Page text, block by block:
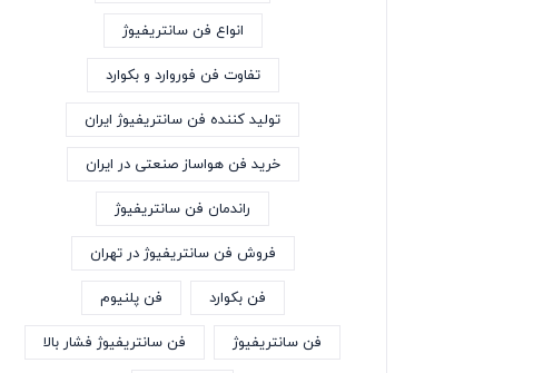
انواع فن سانتریفیوژ
تفاوت فن فوروارد و بکوارد
تولید کننده فن سانتریفیوژ ایران
خرید فن هواساز صنعتی در ایران
راندمان فن سانتریفیوژ
فروش فن سانتریفیوژ در تهران
فن بکوارد
فن پلنیوم
فن سانتریفیوژ
فن سانتریفیوژ فشار بالا